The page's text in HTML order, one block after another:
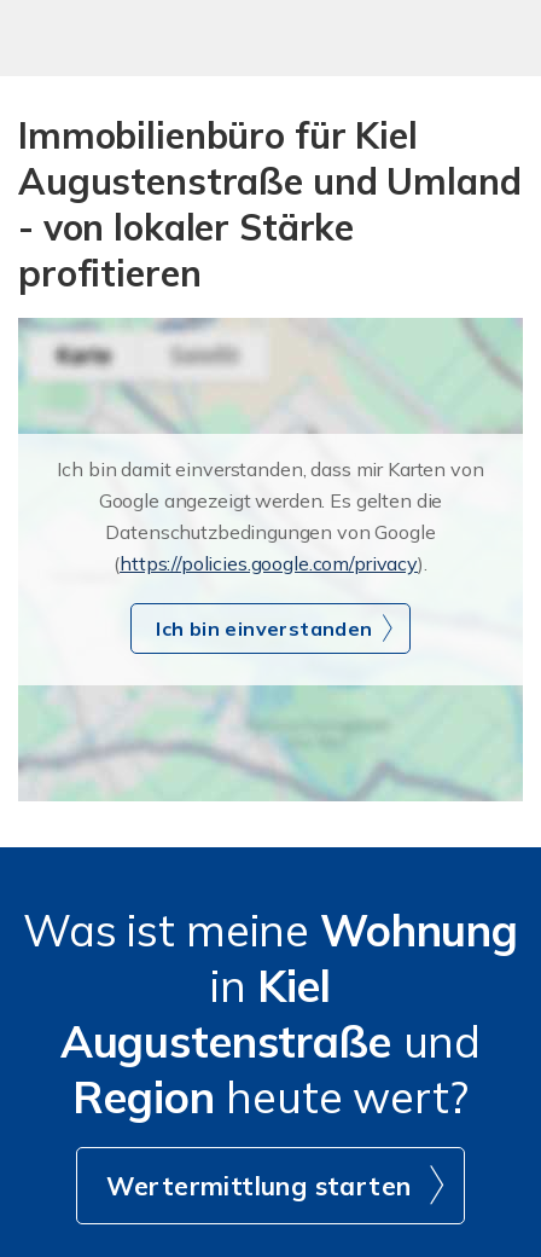
Immobilienbüro für Kiel
Augustenstraße und Umland
- von lokaler Stärke
profitieren
Ich bin damit einverstanden, dass mir Karten von
Google angezeigt werden. Es gelten die
Datenschutzbedingungen von Google
(https://policies.google.com/privacy).
Ich bin einverstanden
Was ist meine Wohnung
in Kiel
Augustenstraße und
Region heute wert?
Wertermittlung starten